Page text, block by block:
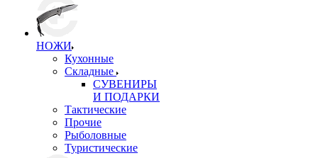
НОЖИ
Кухонные
Складные
СУВЕНИРЫ
И ПОДАРКИ
Тактические
Прочие
Рыболовные
Туристические